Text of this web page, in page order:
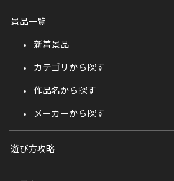
景品一覧
新着景品
カテゴリから探す
作品名から探す
メーカーから探す
遊び方攻略